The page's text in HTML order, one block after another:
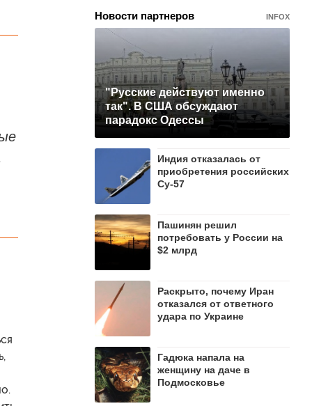
Новости партнеров INFOX
"Русские действуют именно
так". В США обсуждают
парадокс Одессы
Индия отказалась от
приобретения российских
Су-57
Пашинян рeшил
потребовать у России на
$2 млрд
Раскрыто, почему Иран
отказался от ответного
удара по Украине
Гадюка напала на
женщину на даче в
Подмосковье